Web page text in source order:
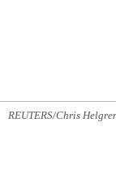
REUTERS/Chris